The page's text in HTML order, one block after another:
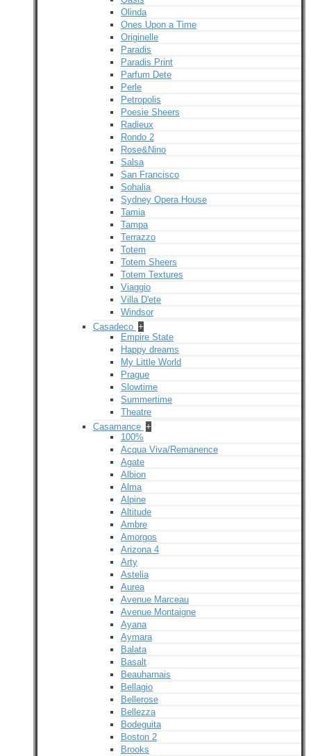
Olinda
Ones Upon a Time
Originelle
Paradis
Paradis Print
Parfum Dete
Perle
Petropolis
Poesie Sheers
Radieux
Rondo 2
Rose&Nino
Salsa
San Francisco
Sohalia
Sydney Opera House
Tamia
Tampa
Terrazzo
Totem
Totem Sheers
Totem Textures
Viaggio
Villa D'ete
Windsor
Casadeco +
Empire State
Happy dreams
My Little World
Prague
Slowtime
Summertime
Theatre
Casamance +
100%
Acqua Viva/Remanence
Agate
Albion
Alma
Alpine
Altitude
Ambre
Amorgos
Arizona 4
Arty
Astelia
Aurea
Avenue Marceau
Avenue Montaigne
Ayana
Aymara
Balata
Basalt
Beauharnais
Bellagio
Bellerose
Bellezza
Bodeguita
Boston 2
Brooks